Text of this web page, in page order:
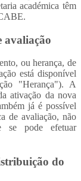
académica têm
avaliação
ou herança, de
está disponível
"Herança"). A
ativação da nova
já é possível
de avaliação, não
se pode efetuar
do